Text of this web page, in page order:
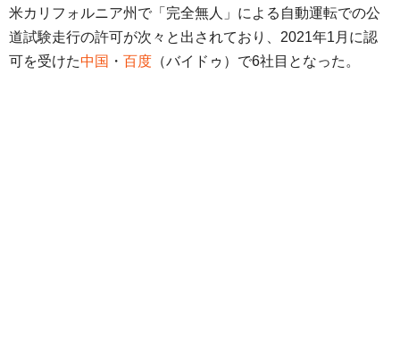
米カリフォルニア州で「完全無人」による自動運転での公
道試験走行の許可が次々と出されており、2021年1月に認
可を受けた中国 ・ 百度 （バイドゥ）で6社目となった。